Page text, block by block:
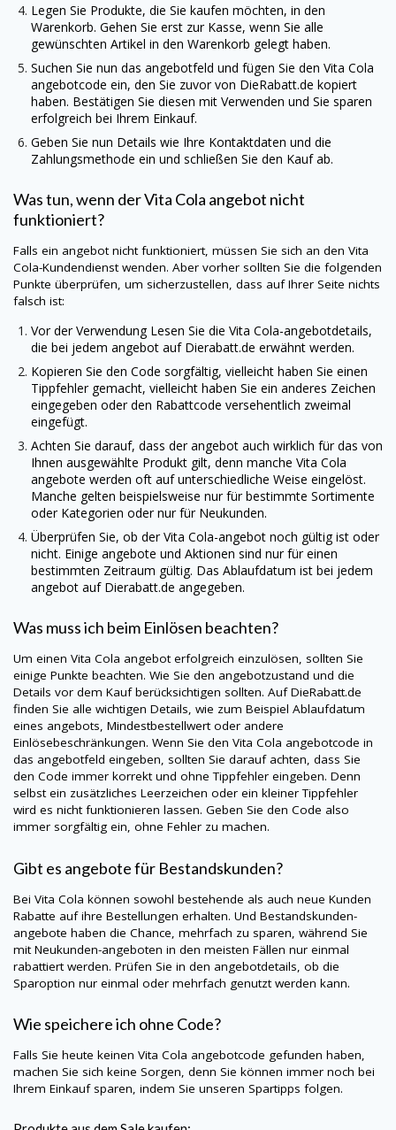
Legen Sie Produkte, die Sie kaufen möchten, in den
Warenkorb. Gehen Sie erst zur Kasse, wenn Sie alle
gewünschten Artikel in den Warenkorb gelegt haben.
Suchen Sie nun das angebotfeld und fügen Sie den Vita Cola
angebotcode ein, den Sie zuvor von DieRabatt.de kopiert
haben. Bestätigen Sie diesen mit Verwenden und Sie sparen
erfolgreich bei Ihrem Einkauf.
Geben Sie nun Details wie Ihre Kontaktdaten und die
Zahlungsmethode ein und schließen Sie den Kauf ab.
Was tun, wenn der Vita Cola angebot nicht
funktioniert?
Falls ein angebot nicht funktioniert, müssen Sie sich an den Vita
Cola-Kundendienst wenden. Aber vorher sollten Sie die folgenden
Punkte überprüfen, um sicherzustellen, dass auf Ihrer Seite nichts
falsch ist:
Vor der Verwendung Lesen Sie die Vita Cola-angebotdetails,
die bei jedem angebot auf Dierabatt.de erwähnt werden.
Kopieren Sie den Code sorgfältig, vielleicht haben Sie einen
Tippfehler gemacht, vielleicht haben Sie ein anderes Zeichen
eingegeben oder den Rabattcode versehentlich zweimal
eingefügt.
Achten Sie darauf, dass der angebot auch wirklich für das von
Ihnen ausgewählte Produkt gilt, denn manche Vita Cola
angebote werden oft auf unterschiedliche Weise eingelöst.
Manche gelten beispielsweise nur für bestimmte Sortimente
oder Kategorien oder nur für Neukunden.
Überprüfen Sie, ob der Vita Cola-angebot noch gültig ist oder
nicht. Einige angebote und Aktionen sind nur für einen
bestimmten Zeitraum gültig. Das Ablaufdatum ist bei jedem
angebot auf Dierabatt.de angegeben.
Was muss ich beim Einlösen beachten?
Um einen Vita Cola angebot erfolgreich einzulösen, sollten Sie
einige Punkte beachten. Wie Sie den angebotzustand und die
Details vor dem Kauf berücksichtigen sollten. AufDieRabatt.de
finden Sie alle wichtigen Details, wie zum Beispiel Ablaufdatum
eines angebots, Mindestbestellwert oder andere
Einlösebeschränkungen. Wenn Sie den Vita Cola angebotcode in
das angebotfeld eingeben, sollten Sie darauf achten, dass Sie
den Code immer korrekt und ohne Tippfehler eingeben. Denn
selbst ein zusätzliches Leerzeichen oder ein kleiner Tippfehler
wird es nicht funktionieren lassen. Geben Sie den Code also
immer sorgfältig ein, ohne Fehler zu machen.
Gibt es angebote für Bestandskunden?
Bei Vita Cola können sowohl bestehende als auch neue Kunden
Rabatte auf ihre Bestellungen erhalten. Und Bestandskunden-
angebote haben die Chance, mehrfach zu sparen, während Sie
mit Neukunden-angeboten in den meisten Fällen nur einmal
rabattiert werden. Prüfen Sie in den angebotdetails, ob die
Sparoption nur einmal oder mehrfach genutzt werden kann.
Wie speichere ich ohne Code?
Falls Sie heute keinen Vita Cola angebotcode gefunden haben,
machen Sie sich keine Sorgen, denn Sie können immer noch bei
Ihrem Einkauf sparen, indem Sie unseren Spartipps folgen.